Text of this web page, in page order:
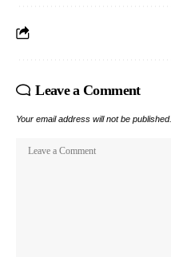
Leave a Comment
Your email address will not be published.